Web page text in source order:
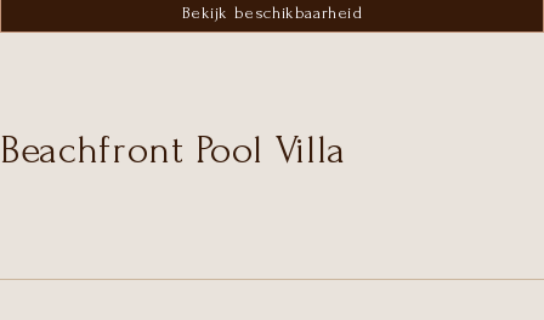
Bekijk beschikbaarheid
Beachfront Pool Villa